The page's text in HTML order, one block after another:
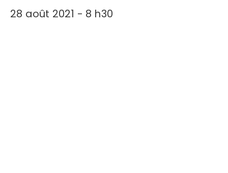
28 août 2021 - 8 h30